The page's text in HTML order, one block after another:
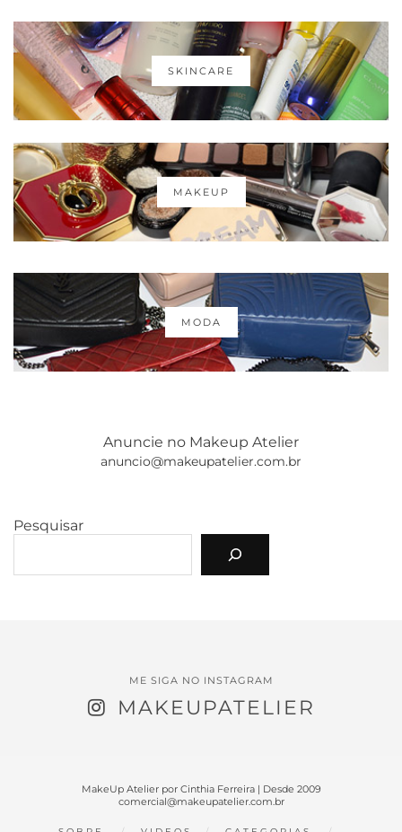
SKINCARE
MAKEUP
MODA
Anuncie no Makeup Atelier
anuncio@makeupatelier.com.br
Pesquisar
ME SIGA NO INSTAGRAM
MAKEUPATELIER
MakeUp Atelier por Cinthia Ferreira | Desde 2009
comercial@makeupatelier.com.br